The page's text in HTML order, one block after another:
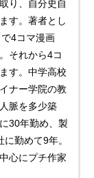
り、自分史自
す。著者とし
4コマ漫画
それから4コ
す。中学高校
ナー学院の教
脈を多少築
30年勤め、製
勤めて9年。
心にプチ作家